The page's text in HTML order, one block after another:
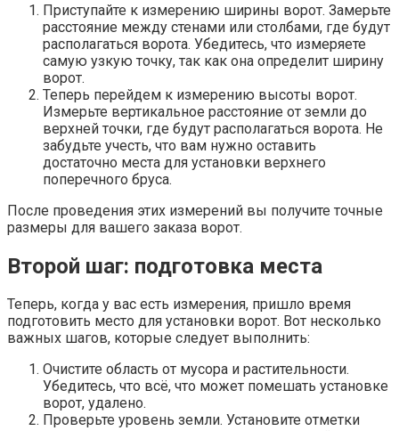
Приступайте к измерению ширины ворот. Замерьте
расстояние между стенами или столбами, где будут
располагаться ворота. Убедитесь, что измеряете
самую узкую точку, так как она определит ширину
ворот.
Теперь перейдем к измерению высоты ворот.
Измерьте вертикальное расстояние от земли до
верхней точки, где будут располагаться ворота. Не
забудьте учесть, что вам нужно оставить
достаточно места для установки верхнего
поперечного бруса.
После проведения этих измерений вы получите точные
размеры для вашего заказа ворот.
Второй шаг: подготовка места
Теперь, когда у вас есть измерения, пришло время
подготовить место для установки ворот. Вот несколько
важных шагов, которые следует выполнить:
Очистите область от мусора и растительности.
Убедитесь, что всё, что может помешать установке
ворот, удалено.
Проверьте уровень земли. Установите отметки